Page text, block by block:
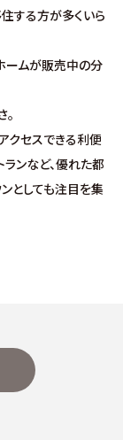
する方が多くいら
ームが販売中の分
クセスできる利便
ランなど、優れた都
としても注目を集